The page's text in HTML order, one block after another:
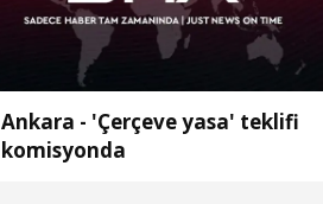
Ankara - 'Çerçeve yasa' teklifi
komisyonda